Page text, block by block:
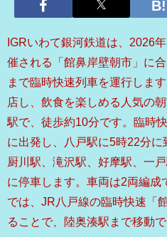
IGRいわて銀河鉄道は、2026
催される「館鼻岸壁朝市」に
まで臨時快速列車を運行しま
店し、飲食を楽しめる人気の
駅で、徒歩約10分です。臨時
に出発し、八戸駅に5時22分に
厨川駅、滝沢駅、好摩駅、一
に停車します。車両は2両編成
では、JR八戸線の臨時快速「
ることで、陸奥湊駅まで移動で